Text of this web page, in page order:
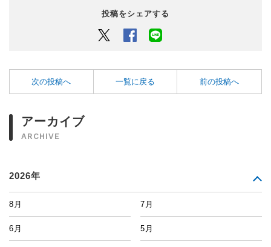
投稿をシェアする
Twitter Facebook
次の投稿へ 一覧に戻る 前の投稿へ
アーカイブ
ARCHIVE
2026年
8月 7月
6月 5月